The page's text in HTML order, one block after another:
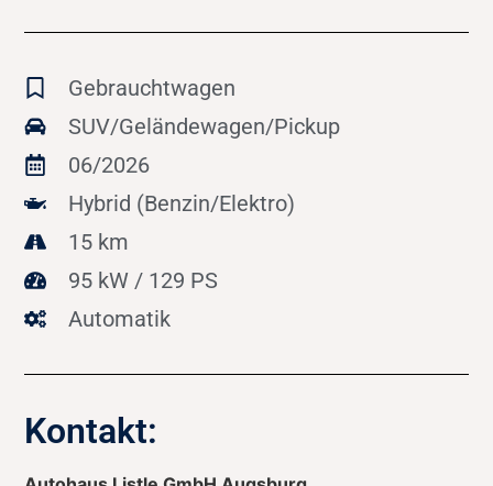
Gebrauchtwagen
SUV/Geländewagen/Pickup
06/2026
Hybrid (Benzin/Elektro)
15 km
95 kW / 129 PS
Automatik
Kontakt: